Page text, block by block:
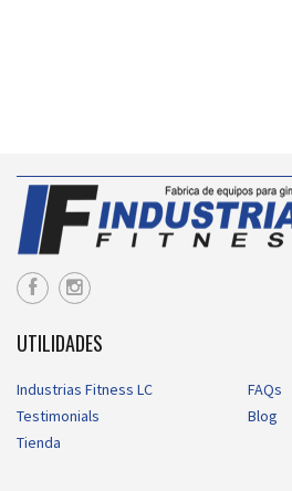
UTILIDADES
Industrias Fitness LC
FAQs
Testimonials
Blog
Tienda